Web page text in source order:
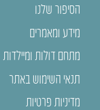
הסיפור שלנו
מידע ומאמרים
מתחם דולות ומיילדות
תנאי השימוש באתר
מדיניות פרטיות